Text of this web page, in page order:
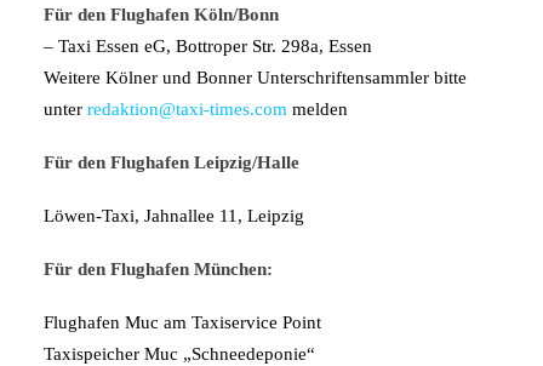
Für den Flughafen Köln/Bonn
– Taxi Essen eG, Bottroper Str. 298a, Essen
Weitere Kölner und Bonner Unterschriftensammler bitte
unter redaktion@taxi-times.com melden
Für den Flughafen Leipzig/Halle
Löwen-Taxi, Jahnallee 11, Leipzig
Für den Flughafen München:
Flughafen Muc am Taxiservice Point
Taxispeicher Muc „Schneedeponie“